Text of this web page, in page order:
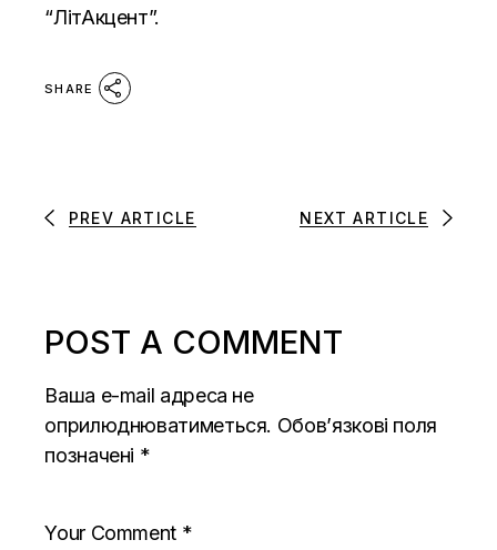
“ЛітАкцент”.
SHARE
PREV ARTICLE NEXT ARTICLE
POST A COMMENT
Ваша e-mail адреса не
оприлюднюватиметься. Обов’язкові поля
позначені *